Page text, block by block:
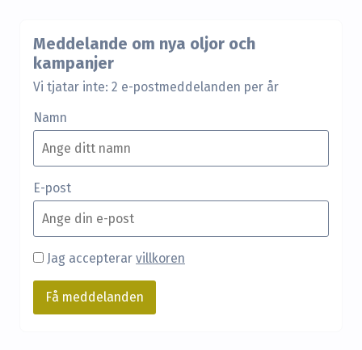
Meddelande om nya oljor och
kampanjer
Vi tjatar inte: 2 e-postmeddelanden per år
Namn
E-post
Jag accepterarvillkoren